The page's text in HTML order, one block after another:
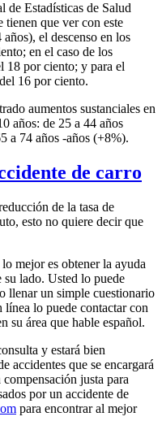
de Estadísticas de Salud
que ver con este
el descenso en los
en el caso de los
18 por ciento; y para el
16 por ciento.
aumentos sustanciales en
años: de 25 a 44 años
a 74 años -años (+8%).
de carro
de la tasa de
esto no quiere decir que
mejor es obtener la ayuda
su lado. Usted lo puede
llenar un simple cuestionario
línea lo puede contactar con
su área que hable español.
y estará bien
accidentes que se encargará
justa para
por un accidente de
para encontrar al mejor